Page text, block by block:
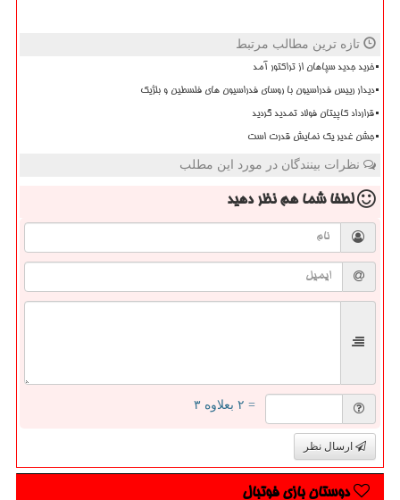
تازه ترین مطالب مرتبط
خرید جدید سپاهان از تراکتور آمد
دیدار رییس فدراسیون با روسای فدراسیون های فلسطین و بلژیک
قرارداد کاپیتان فولاد تمدید گردید
جشن غدیر یک نمایش قدرت است
نظرات بینندگان در مورد این مطلب
لطفا شما همنظر دهید
= ۲ بعلاوه ۳
ارسال نظر
دوستان بازی فوتبال